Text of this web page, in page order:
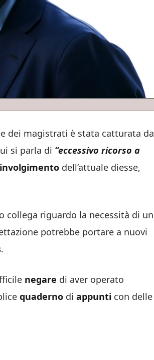
dei magistrati è stata catturata da
si parla di ”eccessivo ricorso a
dell’attuale diesse,
collega riguardo la necessità di un
potrebbe portare a nuovi
.
negare di aver operato
quaderno di appunti con delle